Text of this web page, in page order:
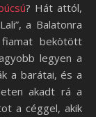
? Hát attól,
a Balatonra
bekötött
legyen a
a barátai, és a
akadt rá a
a céggel, akik